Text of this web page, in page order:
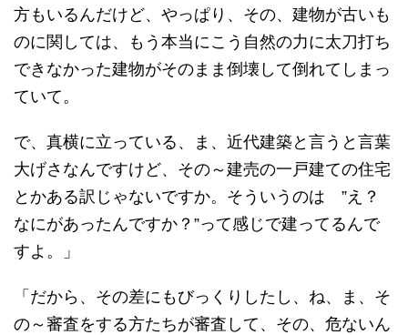
方もいるんだけど、やっぱり、その、建物が古いも
のに関しては、もう本当にこう自然の力に太刀打ち
できなかった建物がそのまま倒壊して倒れてしまっ
ていて。
で、真横に立っている、ま、近代建築と言うと言葉
大げさなんですけど、その～建売の一戸建ての住宅
とかある訳じゃないですか。そういうのは ”え？
なにがあったんですか？”って感じで建ってるんで
すよ。」
「だから、その差にもびっくりしたし、ね、ま、そ
の～審査をする方たちが審査して、その、危ないん